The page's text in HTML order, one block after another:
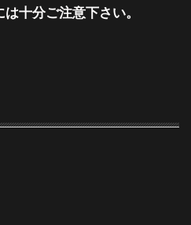
十分ご注意下さい。